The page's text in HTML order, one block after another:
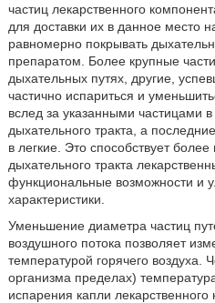
частиц лекарственного
для доставки их в данное место
равномерно покрывать
препаратом. Более крупные
дыхательных путях, другие,
частично испариться и
вслед за указанными частицами
дыхательного тракта, а
в легкие. Это способствует
дыхательного тракта
функциональные возможности и
характеристики.
Уменьшение диаметра частиц
воздушного потока позволяет
температурой горячего
организма пределах)
испарения капли